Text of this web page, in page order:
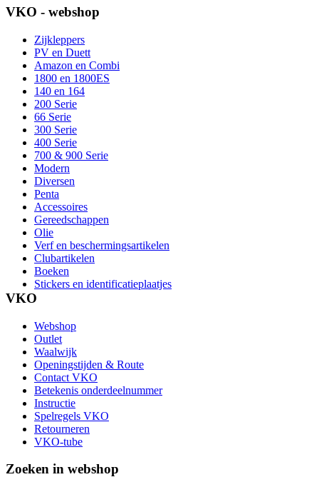
VKO - webshop
Zijkleppers
PV en Duett
Amazon en Combi
1800 en 1800ES
140 en 164
200 Serie
66 Serie
300 Serie
400 Serie
700 & 900 Serie
Modern
Diversen
Penta
Accessoires
Gereedschappen
Olie
Verf en beschermingsartikelen
Clubartikelen
Boeken
Stickers en identificatieplaatjes
VKO
Webshop
Outlet
Waalwijk
Openingstijden & Route
Contact VKO
Betekenis onderdeelnummer
Instructie
Spelregels VKO
Retourneren
VKO-tube
Zoeken in webshop